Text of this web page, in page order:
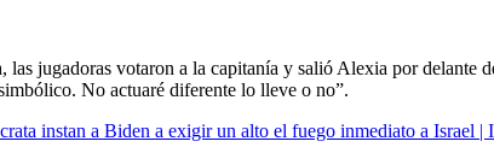
las jugadoras votaron a la capitanía y salió Alexia por
No actuaré diferente lo lleve o no”.
instan a Biden a exigir un alto el fuego inmediato a Israel |